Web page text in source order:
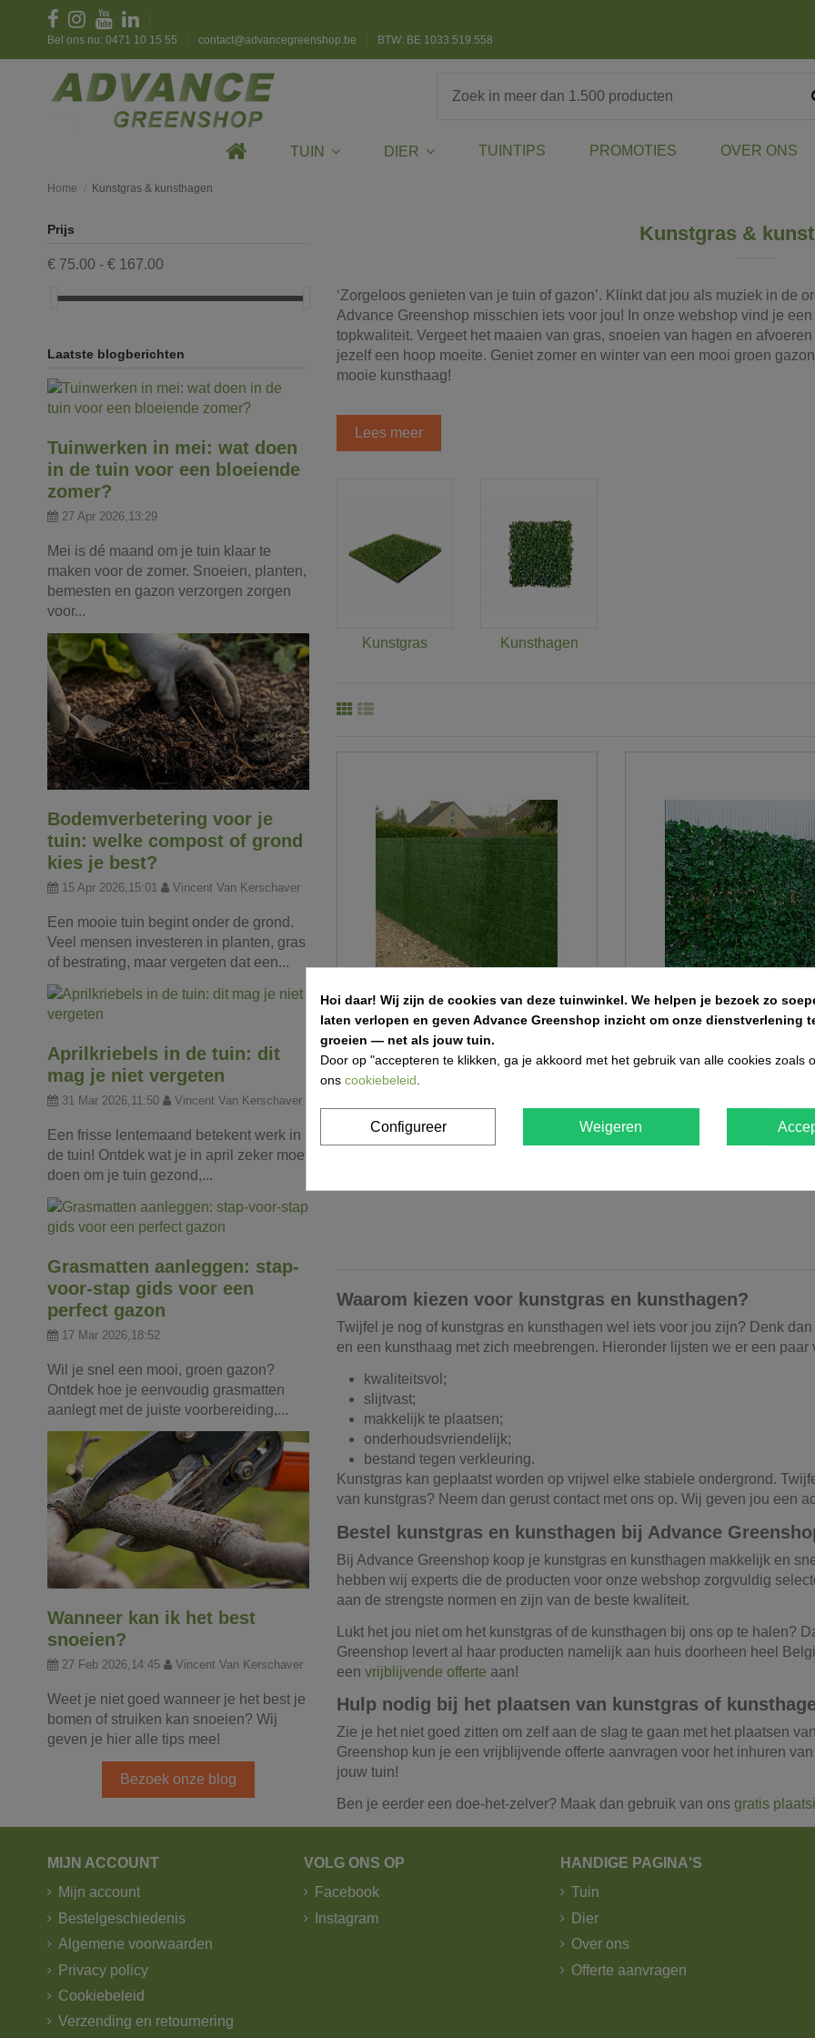
Bel ons nu: 0471 10 15 55 contact@advancegreenshop.be BTW: BE 1033.519.558
TUIN DIER TUINTIPS PROMOTIES OVER ONS
Home Kunstgras & kunsthagen
Kunstgras &
‘Zorgeloos genieten van je tuin of gazon’. Klinkt dat jou als muziek in de
Advance Greenshop misschien iets voor jou! In onze webshop vind je
topkwaliteit. Vergeet het maaien van gras, snoeien van hagen en
jezelf een hoop moeite. Geniet zomer en winter van een mooi groen
mooie kunsthaag!
Lees meer
Kunstgras Kunsthagen
Kunsthaag Fensogreen SUPER
Waarom kiezen voor kunstgras en kunsthagen?
Twijfel je nog of kunstgras en kunsthagen wel iets voor jou zijn? Denk
en een kunsthaag met zich meebrengen. Hieronder lijsten we er een
kwaliteitsvol;
slijtvast;
makkelijk te plaatsen;
onderhoudsvriendelijk;
bestand tegen verkleuring.
Kunstgras kan geplaatst worden op vrijwel elke stabiele ondergrond.
van kunstgras? Neem dan gerust contact met ons op. Wij geven jou een
Bestel kunstgras en kunsthagen bij Advance
Bij Advance Greenshop koop je kunstgras en kunsthagen makkelijk en
hebben wij experts die de producten voor onze webshop zorgvuldig
aan de strengste normen en zijn van de beste kwaliteit.
Lukt het jou niet om het kunstgras of de kunsthagen bij ons op te halen?
Greenshop levert al haar producten namelijk aan huis doorheen heel
een vrijblijvende offerte aan!
Hulp nodig bij het plaatsen van kunstgras of
Zie je het niet goed zitten om zelf aan de slag te gaan met het plaatsen
Greenshop kun je een vrijblijvende offerte aanvragen voor het inhuren
jouw tuin!
Ben je eerder een doe-het-zelver? Maak dan gebruik van ons gratis
Prijs
€ 75.00 - € 167.00
Laatste blogberichten
Tuinwerken in mei: wat doen
in de tuin voor een bloeiende
zomer?
27 Apr 2026,13:29
Mei is dé maand om je tuin klaar te
maken voor de zomer. Snoeien, planten,
bemesten en gazon verzorgen zorgen
voor...
Bodemverbetering voor je
tuin: welke compost of grond
kies je best?
15 Apr 2026,15:01 Vincent Van Kerschaver
Een mooie tuin begint onder de grond.
Veel mensen investeren in planten, gras
of bestrating, maar vergeten dat een...
Aprilkriebels in de tuin: dit
mag je niet vergeten
31 Mar 2026,11:50 Vincent Van Kerschaver
Een frisse lentemaand betekent werk in
de tuin! Ontdek wat je in april zeker moet
doen om je tuin gezond,...
Grasmatten aanleggen: stap-
voor-stap gids voor een
perfect gazon
17 Mar 2026,18:52
Wil je snel een mooi, groen gazon?
Ontdek hoe je eenvoudig grasmatten
aanlegt met de juiste voorbereiding,...
Wanneer kan ik het best
snoeien?
27 Feb 2026,14:45 Vincent Van Kerschaver
Weet je niet goed wanneer je het best je
bomen of struiken kan snoeien? Wij
geven je hier alle tips mee!
Bezoek onze blog
MIJN ACCOUNT
Mijn account
Bestelgeschiedenis
Algemene voorwaarden
Privacy policy
Cookiebeleid
Verzending en retournering
VOLG ONS OP
Facebook
Instagram
HANDIGE PAGINA'S
Tuin
Dier
Over ons
Offerte aanvragen
Hoi daar! Wij zijn de cookies van deze tuinwinkel. We helpen je bezoek zo
laten verlopen en geven Advance Greenshop inzicht om onze dienstverlening
groeien — net als jouw tuin.
Door op "accepteren te klikken, ga je akkoord met het gebruik van alle cookies zoals
ons cookiebeleid
Configureer Weigeren